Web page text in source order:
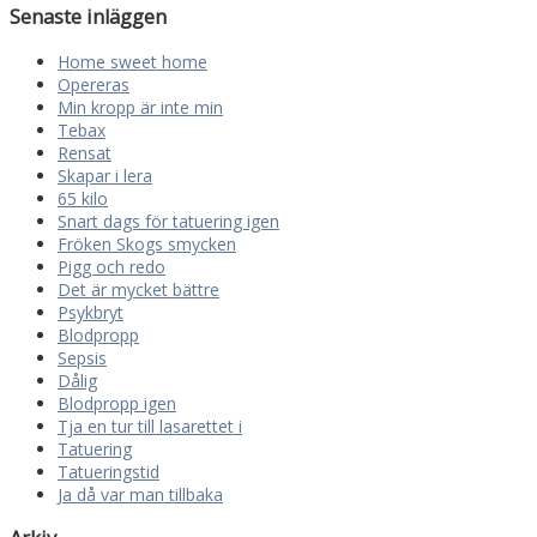
Senaste inläggen
Home sweet home
Opereras
Min kropp är inte min
Tebax
Rensat
Skapar i lera
65 kilo
Snart dags för tatuering igen
Fröken Skogs smycken
Pigg och redo
Det är mycket bättre
Psykbryt
Blodpropp
Sepsis
Dålig
Blodpropp igen
Tja en tur till lasarettet i
Tatuering
Tatueringstid
Ja då var man tillbaka